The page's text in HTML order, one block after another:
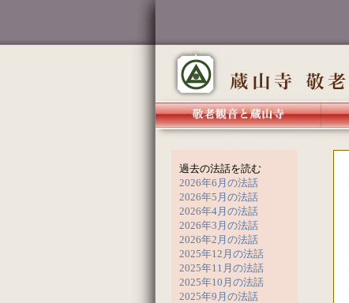
過去の法話を読む
2026年6月の法話
2026年5月の法話
2026年4月の法話
2026年3月の法話
2026年2月の法話
2025年12月の法話
2025年11月の法話
2025年10月の法話
2025年9月の法話